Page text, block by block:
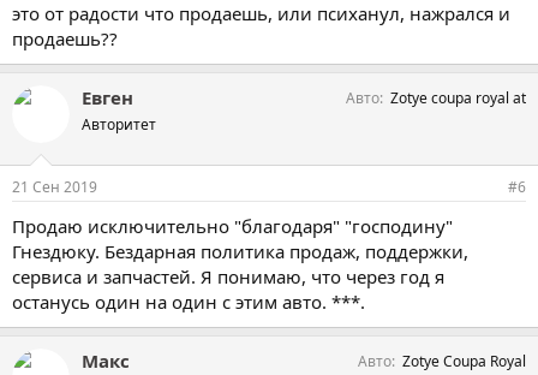
это от радости что продаешь, или психанул, нажрался и
продаешь??
Евген
Авторитет
Авто Zotye coupa royal at
21 Сен 2019 #6
Продаю исключительно "благодаря" "господину"
Гнездюку. Бездарная политика продаж, поддержки,
сервиса и запчастей. Я понимаю, что через год я
останусь один на один с этим авто. ***.
Макс Авто Zotye Coupa Royal